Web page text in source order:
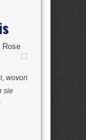
Rose
wovon
sie